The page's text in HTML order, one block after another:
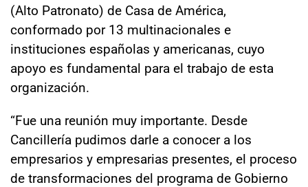
(Alto Patronato) de Casa de América,
conformado por 13 multinacionales e
instituciones españolas y americanas, cuyo
apoyo es fundamental para el trabajo de esta
organización.
“Fue una reunión muy importante. Desde
Cancillería pudimos darle a conocer a los
empresarios y empresarias presentes, el proceso
de transformaciones del programa de Gobierno